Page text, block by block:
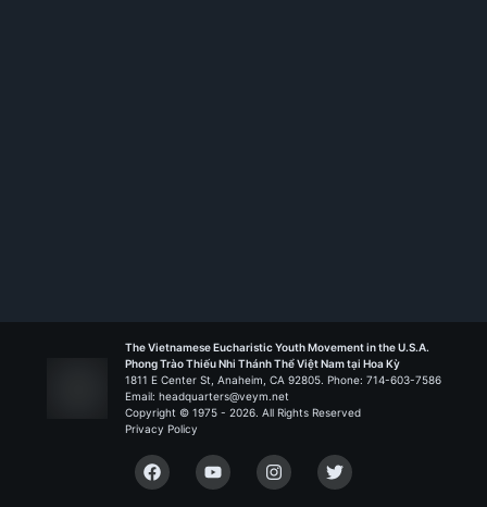
The Vietnamese Eucharistic Youth Movement in the U.S.A.
Phong Trào Thiếu Nhi Thánh Thể Việt Nam tại Hoa Kỳ
1811 E Center St, Anaheim, CA 92805. Phone: 714-603-7586
Email: headquarters@veym.net
Copyright © 1975 - 2026. All Rights Reserved
Privacy Policy
FacebookYouTubeInstagramTwitter